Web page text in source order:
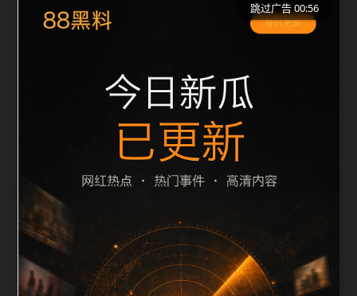
图片说明一致，减少无关词堆砌，避免同一批页面出现
高度重复。从搜索体验看，用户通常先看标题是否明
续浏览同类内容。因此本页保留面包屑、同类推荐、热
门推荐、上一篇下一篇和 sitemap 入口，让重要页面点
击深度控制在三次以内。后续更新会围绕实时更新持续
补充新内容，每次新增保持少量、稳
栏目内容归集
定、相关，图片文件名和 alt/title 也跟随主关键词、栏
目词和文章标题生成。如果采集内容缺少图片，将使用
跳过广告 00:56